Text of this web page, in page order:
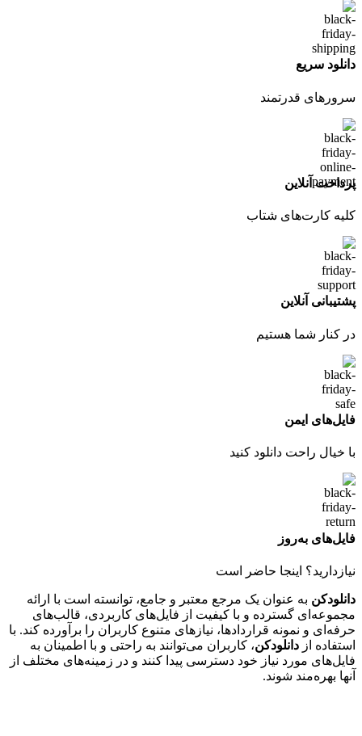
دانلود سریع
سرورهای قدرتمند
پرداخت آنلاین
کلیه کارت‌های شتاب
پشتیبانی آنلاین
در کنار شما هستیم
فایل‌های ایمن
با خیال راحت دانلود کنید
فایل‌های به‌روز
نیازدارید؟ اینجا حاضر است
دانلودکن به عنوان یک مرجع معتبر و جامع، توانسته است با ارائه
مجموعه‌ای گسترده و با کیفیت از فایل‌های کاربردی، قالب‌های
حرفه‌ای و نمونه قراردادها، نیازهای متنوع کاربران را برآورده کند. با
استفاده از دانلودکن، کاربران می‌توانند به راحتی و با اطمینان به
فایل‌های مورد نیاز خود دسترسی پیدا کنند و در زمینه‌های مختلف از
آنها بهره‌مند شوند.